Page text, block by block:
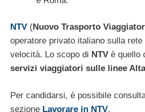
NTV (Nuovo Trasporto
operatore privato italiano sulla
velocità. Lo scopo di NTV è quello
servizi viaggiatori sulle linee
Per candidarsi, è possibile
sezione Lavorare in NTV.